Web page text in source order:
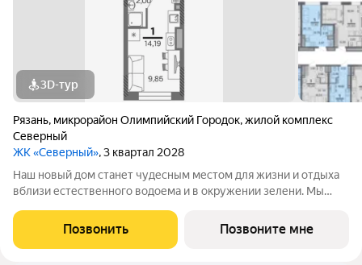
3D-тур
Рязань, микрорайон Олимпийский Городок,жилой комплекс
Северный
ЖК «Северный», 3 квартал 2028
Наш новый дом станет чудесным местом для жизни и отдыха
вблизи естественного водоема и в окружении зелени. Мы
небольших студий, в которых можно начать свою
студенческую самостоятельную жизнь до
Позвонить Позвоните мне